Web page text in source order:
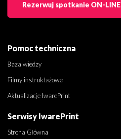
Rezerwuj spotkanie ON-LINE
Pomoc techniczna
Baza wiedzy
Filmy instruktażowe
Aktualizacje IwarePrint
Serwisy IwarePrint
Strona Główna